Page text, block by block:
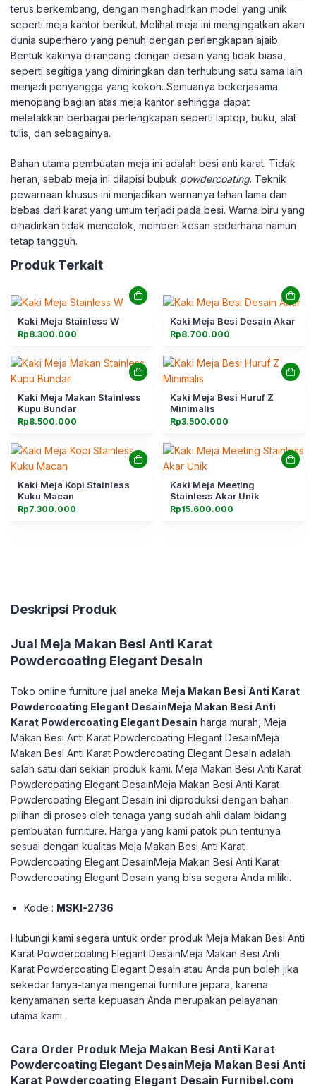
terus berkembang, dengan menghadirkan model yang unik
seperti meja kantor berikut. Melihat meja ini mengingatkan akan
dunia superhero yang penuh dengan perlengkapan ajaib.
Bentuk kakinya dirancang dengan desain yang tidak biasa,
seperti segitiga yang dimiringkan dan terhubung satu sama lain
menjadi penyangga yang kokoh. Semuanya bekerjasama
menopang bagian atas meja kantor sehingga dapat
meletakkan berbagai perlengkapan seperti laptop, buku, alat
tulis, dan sebagainya.
Bahan utama pembuatan meja ini adalah besi anti karat. Tidak
heran, sebab meja ini dilapisi bubuk powdercoating. Teknik
pewarnaan khusus ini menjadikan warnanya tahan lama dan
bebas dari karat yang umum terjadi pada besi. Warna biru yang
dihadirkan tidak mencolok, memberi kesan sederhana namun
tetap tangguh.
Produk Terkait
Kaki Meja Stainless W
Rp8.300.000
Kaki Meja Besi Desain Akar
Rp8.700.000
Kaki Meja Makan Stainless
Kupu Bundar
Rp8.500.000
Kaki Meja Besi Huruf Z
Minimalis
Rp3.500.000
Kaki Meja Kopi Stainless
Kuku Macan
Rp7.300.000
Kaki Meja Meeting
Stainless Akar Unik
Rp15.600.000
Deskripsi Produk
Jual Meja Makan Besi Anti Karat
Powdercoating Elegant Desain
Toko online furniture jual aneka Meja Makan Besi Anti Karat
Powdercoating Elegant DesainMeja Makan Besi Anti
Karat Powdercoating Elegant Desain harga murah, Meja
Makan Besi Anti Karat Powdercoating Elegant DesainMeja
Makan Besi Anti Karat Powdercoating Elegant Desain adalah
salah satu dari sekian produk kami. Meja Makan Besi Anti Karat
Powdercoating Elegant DesainMeja Makan Besi Anti Karat
Powdercoating Elegant Desain ini diproduksi dengan bahan
pilihan di proses oleh tenaga yang sudah ahli dalam bidang
pembuatan furniture. Harga yang kami patok pun tentunya
sesuai dengan kualitas Meja Makan Besi Anti Karat
Powdercoating Elegant DesainMeja Makan Besi Anti Karat
Powdercoating Elegant Desain yang bisa segera Anda miliki.
Kode : MSKI-2736
Hubungi kami segera untuk order produk Meja Makan Besi Anti
Karat Powdercoating Elegant DesainMeja Makan Besi Anti
Karat Powdercoating Elegant Desain atau Anda pun boleh jika
sekedar tanya-tanya mengenai furniture jepara, karena
kenyamanan serta kepuasan Anda merupakan pelayanan
utama kami.
Cara Order Produk Meja Makan Besi Anti Karat
Powdercoating Elegant DesainMeja Makan Besi Anti
Karat Powdercoating Elegant Desain Furnibel.com